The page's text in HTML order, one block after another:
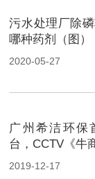
污水处理厂除
哪种药剂（图）
2020-05-27
广州希洁环保
台，CCTV《牛
2019-12-17